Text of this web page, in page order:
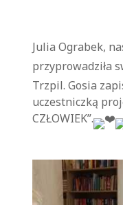
Julia Ograbek,
przyprowadziła
Trzpil. Gosia
uczestniczką
CZŁOWIEK”.